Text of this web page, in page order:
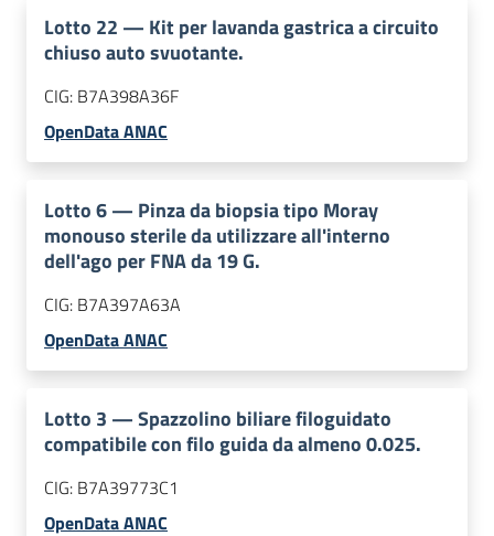
Lotto 22 — Kit per lavanda gastrica a circuito
chiuso auto svuotante.
CIG: B7A398A36F
OpenData ANAC
Lotto6— Pinza da biopsia tipo Moray
monouso sterile da utilizzare all'interno
dell'ago per FNA da 19 G.
CIG: B7A397A63A
OpenData ANAC
Lotto 3 —Spazzolino biliare filoguidato
compatibile con filo guida da almeno 0.025.
CIG: B7A39773C1
OpenData ANAC